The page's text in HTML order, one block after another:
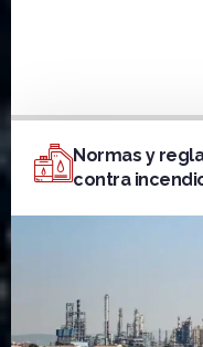
Normas y
contra